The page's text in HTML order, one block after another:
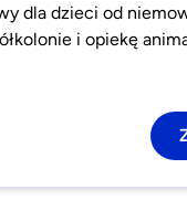
dla dzieci od
i opiekę